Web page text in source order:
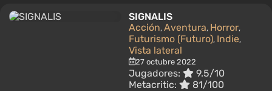
SIGNALIS
Acción, Aventura, Horror,
Futurismo (Futuro), Indie,
Vista lateral
27 octubre 2022
Jugadores:
9.5/10
Metacritic:
81/100